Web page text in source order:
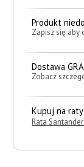
Produkt
Zapisz się aby
Dostawa
Zobacz
Kupuj na raty
Rata